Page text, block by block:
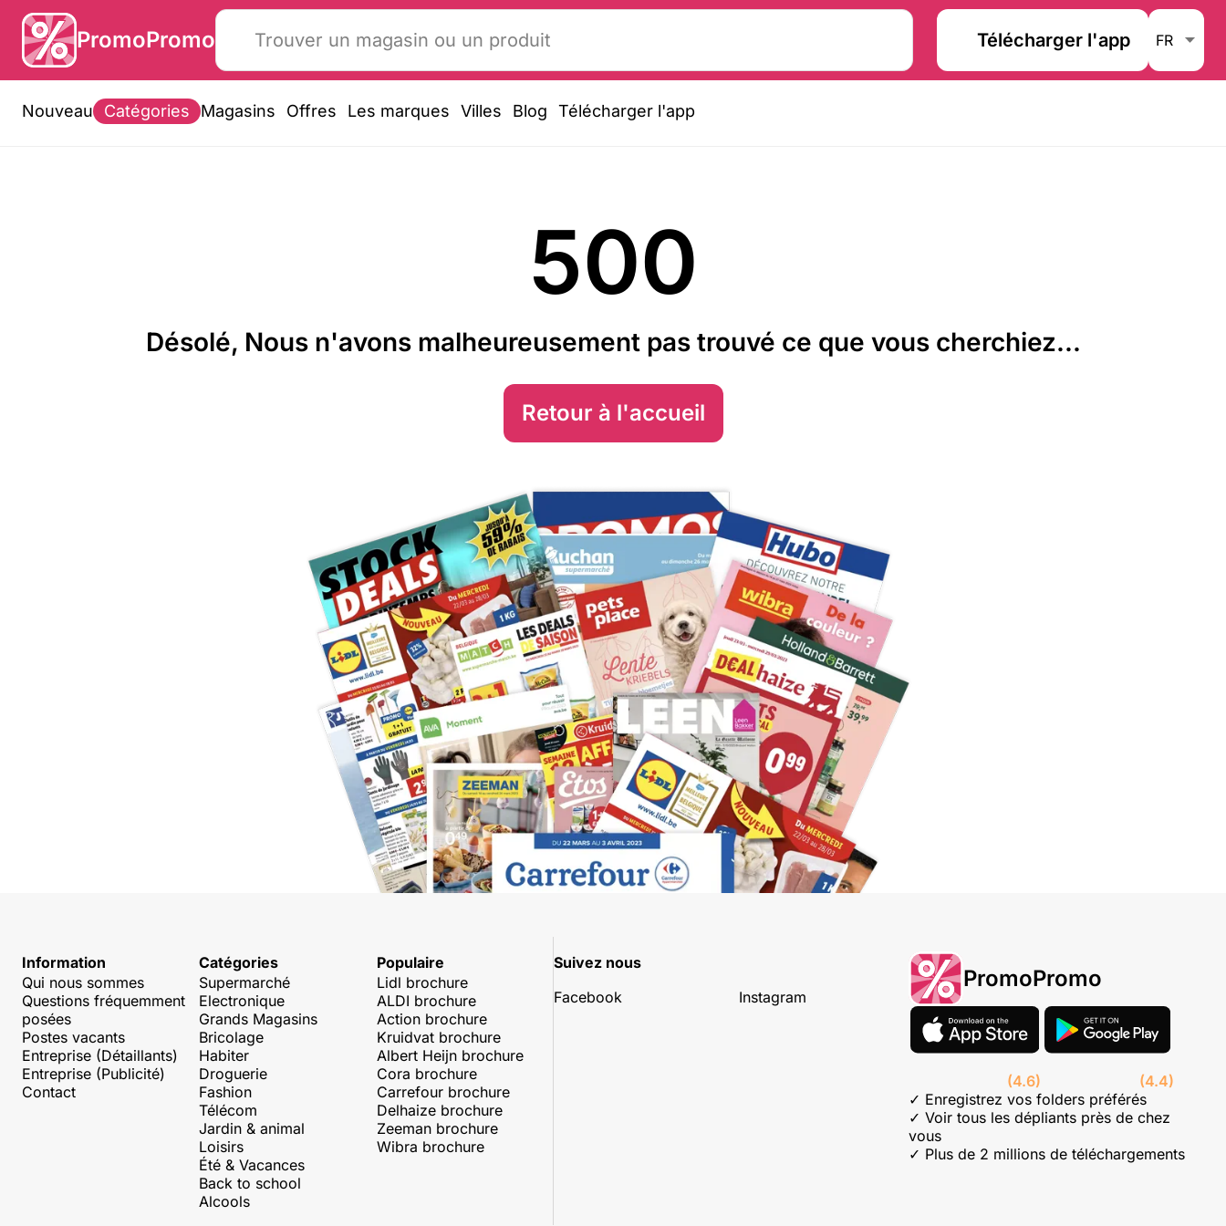
PromoPromo Télécharger l'app
Nouveau Catégories Magasins Offres Les marques Villes Blog Télécharger l'app
500
Désolé, Nous n'avons malheureusement pas trouvé ce que vous cherchiez...
Retour à l'accueil
Information
Qui nous sommes
Questions fréquemment
posées
Postes vacants
Entreprise (Détaillants)
Entreprise (Publicité)
Contact
Catégories
Supermarché
Electronique
Grands Magasins
Bricolage
Habiter
Droguerie
Fashion
Télécom
Jardin & animal
Loisirs
Été & Vacances
Back to school
Alcools
Populaire
Lidl brochure
ALDI brochure
Action brochure
Kruidvat brochure
Albert Heijn brochure
Cora brochure
Carrefour brochure
Delhaize brochure
Zeeman brochure
Wibra brochure
Suivez nous
Facebook
Instagram
PromoPromo
(4.6)
(4.4)
✓ Enregistrez vos folders préférés
✓ Voir tous les dépliants près de chez
vous
✓ Plus de 2 millions de téléchargements